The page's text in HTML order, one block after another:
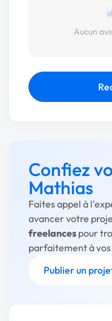
Aucun
Confiez
Mathias
Faites appel à
avancer votre
freelances pour
parfaitement à vos
Publier un